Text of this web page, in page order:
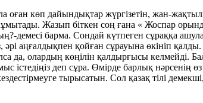
көп дайындықтар жүргізетін, жан-
ұмытады. Жазып біткен соң ғана « Жоспар
демесі барма. Сондай күтпеген сұраққа
аңғалдықпен қойған сұрауына өкініп
олардың көңілін қалдырғысы келмейді.
деп сұра. Өмірде барлық нәрсенің
тырысатын. Сол қазақ тілі демекші,